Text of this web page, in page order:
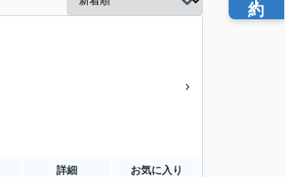
詳細 お気に入り